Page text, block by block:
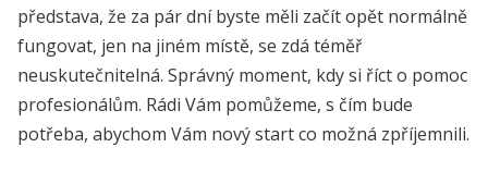
představa, že za pár dní byste měli začít opět normálně
fungovat, jen na jiném místě, se zdá téměř
neuskutečnitelná. Správný moment, kdy si říct o pomoc
profesionálům. Rádi Vám pomůžeme, s čím bude
potřeba, abychom Vám nový start co možná zpříjemnili.